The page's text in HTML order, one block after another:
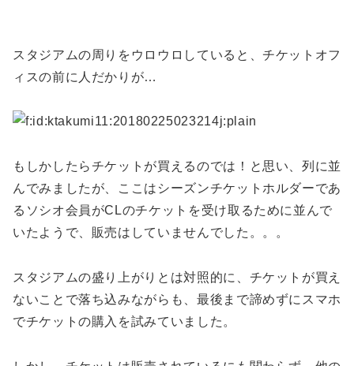
スタジアムの周りをウロウロしていると、チケットオフ
ィスの前に人だかりが…
もしかしたらチケットが買えるのでは！と思い、列に並
んでみましたが、ここはシーズンチケットホルダーであ
るソシオ会員がCLのチケットを受け取るために並んで
いたようで、販売はしていませんでした。。。
スタジアムの盛り上がりとは対照的に、チケットが買え
ないことで落ち込みながらも、最後まで諦めずにスマホ
でチケットの購入を試みていました。